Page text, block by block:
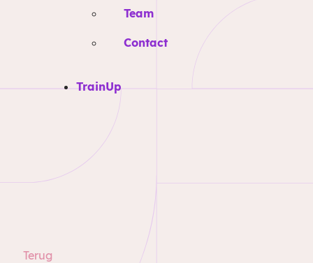
Team
Contact
TrainUp
Terug